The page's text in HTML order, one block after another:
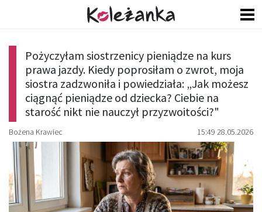
Pożyczyłam siostrzenicy pieniądze na kurs
prawa jazdy. Kiedy poprosiłam o zwrot, moja
siostra zadzwoniła i powiedziała: „Jak możesz
ciągnąć pieniądze od dziecka? Ciebie na
starość nikt nie nauczył przyzwoitości?"
Bożena Krawiec 15:49 28.05.2026